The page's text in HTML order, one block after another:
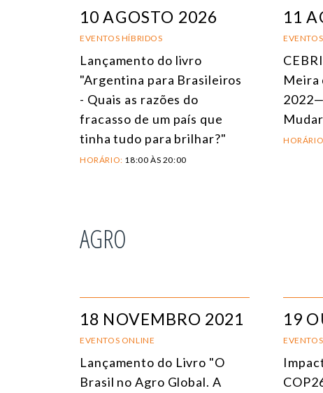
10 AGOSTO 2026
EVENTOS HÍBRIDOS
Lançamento do livro
"Argentina para Brasileiros
- Quais as razões do
fracasso de um país que
tinha tudo para brilhar?"
HORÁRIO: 18:00 ÀS 20:00
11
Meira
AGRO
18 NOVEMBRO 2021
EVENTOS ONLINE
Lançamento do Livro "O
Brasil no Agro Global. A
19